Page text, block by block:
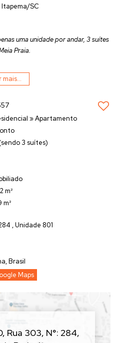
Itapema/SC
uma unidade por andar, 3 suítes
Praia.
no térreo
à cozinha
mais...
»Apartamento
3 suítes)
m²
m²
,Unidade 801
Brasil
Maps
, Rua 303, N°: 284,